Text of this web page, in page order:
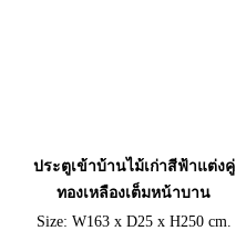
ประตูเข้าบ้านไม้เก่าสีฟ้าแต่งคู่
ทองเหลืองเต็มหน้าบาน
Size: W163 x D25 x H250 cm.